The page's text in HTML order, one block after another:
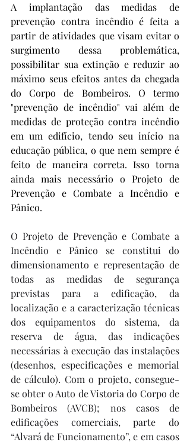
A implantação das medidas de
prevenção contra incêndio é feita a
partir de atividades que visam evitar o
surgimento dessa problemática,
possibilitar sua extinção e reduzir ao
máximo seus efeitos antes da chegada
do Corpo de Bombeiros. O termo
"prevenção de incêndio" vai além de
medidas de proteção contra incêndio
em um edifício, tendo seu início na
educação pública, o que nem sempre é
feito de maneira correta. Isso torna
ainda mais necessário o Projeto de
Prevenção e Combate a Incêndio e
Pânico.
O Projeto de Prevenção e Combate a
Incêndio e Pânico se constitui do
dimensionamento e representação de
todas as medidas de segurança
previstas para a edificação, da
localização e a caracterização técnicas
dos equipamentos do sistema, da
reserva de água, das indicações
necessárias à execução das instalações
(desenhos, especificações e memorial
de cálculo). Com o projeto, consegue-
se obter o Auto de Vistoria do Corpo de
Bombeiros (AVCB); nos casos de
edificações comerciais, parte do
“Alvará de Funcionamento”, e em casos